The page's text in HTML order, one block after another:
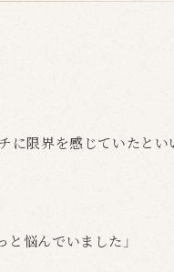
に限界を感じていたとい
悩んでいました」